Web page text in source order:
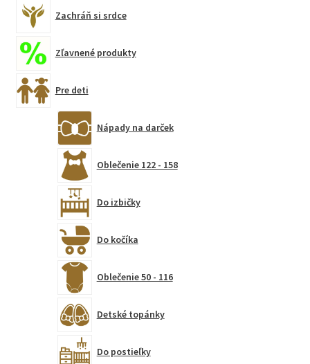
Zachráň si srdce
Zľavnené produkty
Pre deti
Nápady na darček
Oblečenie 122 - 158
Do izbičky
Do kočíka
Oblečenie 50 - 116
Detské topánky
Do postieľky